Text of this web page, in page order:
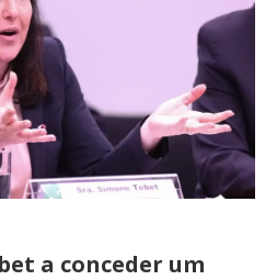
a conceder um